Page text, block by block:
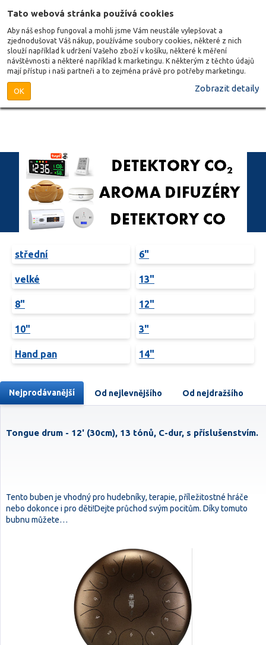
Tato webová stránka používá cookies
Aby náš eshop fungoval a mohli jsme Vám neustále vylepšovat a
zjednodušovat Váš nákup, používáme soubory cookies, některé z nich
slouží například k udržení Vašeho zboží v košíku, některé k měření
návštěvnosti a některé například k marketingu. K některým z těchto údajů
mají přístup i naši partneři a to zejména právě pro potřeby marketingu.
OK Zobrazit detaily
střední 6"
velké 13"
8" 12"
10" 3"
Hand pan 14"
Nejprodávanější Od nejlevnějšího Od nejdražšího
Tongue drum - 12' (30cm), 13 tónů, C-dur, s příslušenstvím.
Tento buben je vhodný pro hudebníky, terapie, příležitostné hráče
nebo dokonce i pro děti!Dejte průchod svým pocitům. Díky tomuto
bubnu můžete…